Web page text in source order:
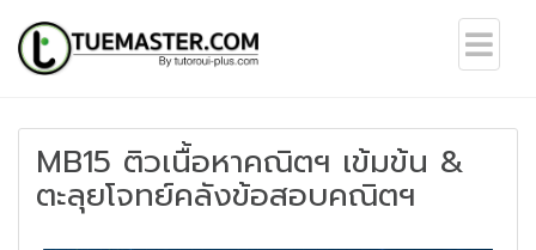
MB15 ติวเนื้อหาคณิตฯ เข้มข้น &
ตะลุยโจทย์คลังข้อสอบคณิตฯ